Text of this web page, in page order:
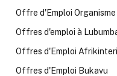
Offre d'Emploi
Offres d'emploi à
Offres d'Emploi
Offres d'Emploi Bukavu